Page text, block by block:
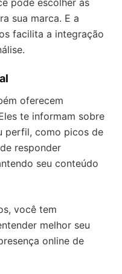
pode escolher as
sua marca. E a
facilita a integração
oferecem
te informam sobre
perfil, como picos de
responder
seu conteúdo
você tem
melhor seu
online de